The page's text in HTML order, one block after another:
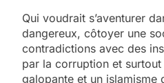
Qui voudrait s’aventurer
dangereux, côtoyer une
contradictions avec des
par la corruption et
galopante et un islamisme
5
2025,